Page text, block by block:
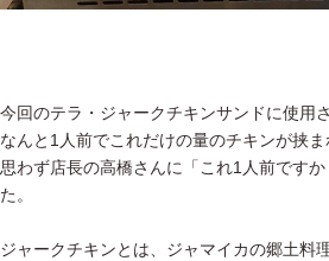
今回のテラ・ジャークチキンサンドに使用
なんと1人前でこれだけの量のチキンが挟ま
思わず店長の高橋さんに「これ1人前です
た。
ジャークチキンとは、ジャマイカの郷土料